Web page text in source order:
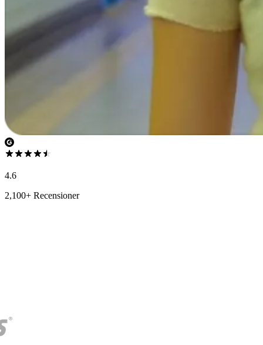
4.6
2,100+ Recensioner